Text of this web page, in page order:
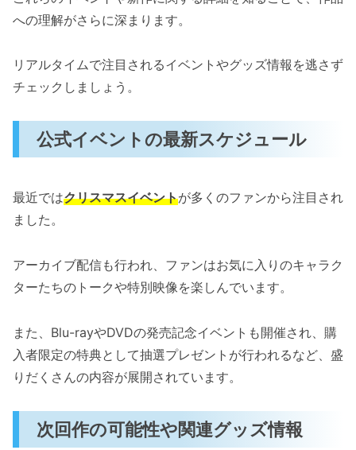
への理解がさらに深まります。
リアルタイムで注目されるイベントやグッズ情報を逃さず
チェックしましょう。
公式イベントの最新スケジュール
最近ではクリスマスイベントが多くのファンから注目され
ました。
アーカイブ配信も行われ、ファンはお気に入りのキャラク
ターたちのトークや特別映像を楽しんでいます。
また、Blu-rayやDVDの発売記念イベントも開催され、購
入者限定の特典として抽選プレゼントが行われるなど、盛
りだくさんの内容が展開されています。
次回作の可能性や関連グッズ情報